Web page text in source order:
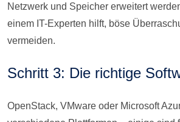
Netzwerk und Speicher erweitert
einem IT-Experten hilft, böse
vermeiden.
Schritt 3: Die richtige
OpenStack, VMware oder Microsoft